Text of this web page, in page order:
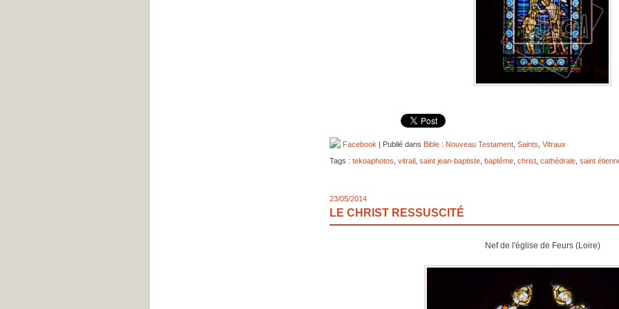
Facebook | Publié dans Bible : Nouveau Testament, Saints Vitraux
Tags : tekoaphotos vitrail, saint jean-baptiste, baptême, christ, cathédrale, saint
23/05/2014
LE CHRIST RESSUSCITÉ
Nef de l'église de Feurs (Loire)